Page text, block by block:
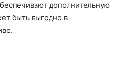
дополнительную
быть выгодно в